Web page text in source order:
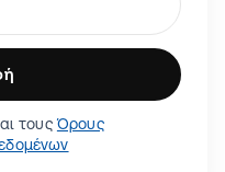
τουςΌρους